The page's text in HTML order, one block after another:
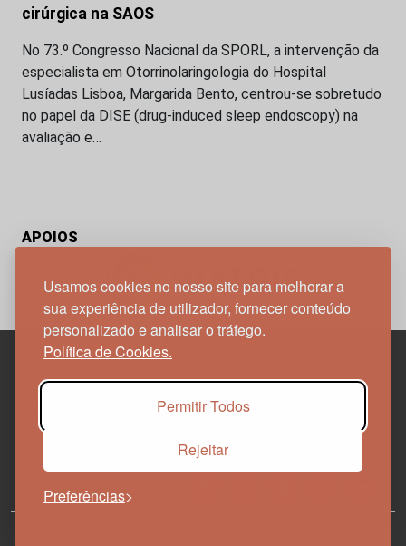
Usamos cookies no nosso site para melhorar a
sua experiência de utilizador, fornecer conteúdo
personalizado e analisar o tráfego.
Política de Cookies.
Permitir Todos
Rejeitar
Preferências
cirúrgica na SAOS
No 73.º Congresso Nacional da SPORL, a intervenção da
especialista em Otorrinolaringologia do Hospital
Lusíadas Lisboa, Margarida Bento, centrou-se sobretudo
no papel da DISE (drug-induced sleep endoscopy) na
avaliação e…
APOIOS
Edif. Lisboa Oriente | Av. Infante D. Henrique, n.º 333H, esc.
1800-282 Lisboa | Portugal